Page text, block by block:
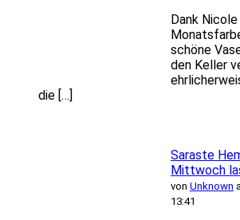
Dank
schöne
den Keller
die […]
Saraste
Mittwoch
von Unknown
13:41